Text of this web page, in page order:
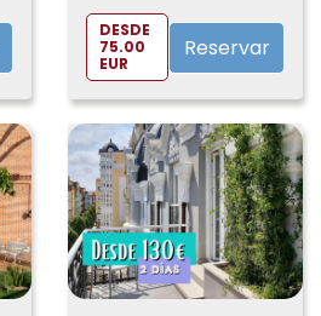
DESDE
75.00
EUR
Reservar